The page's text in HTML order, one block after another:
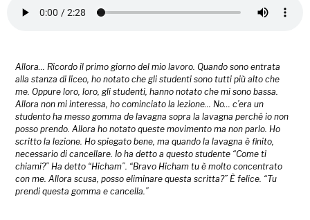
Allora… Ricordo il primo giorno del mio lavoro. Quando sono entrata
alla stanza di liceo, ho notato che gli studenti sono tutti più alto che
me. Oppure loro, loro, gli studenti, hanno notato che mi sono bassa.
Allora non mi interessa, ho cominciato la lezione… No… c’era un
studento ha messo gomma de lavagna sopra la lavagna perché io non
posso prendo. Allora ho notato queste movimento ma non parlo. Ho
scritto la lezione. Ho spiegato bene, ma quando la lavagna è finito,
necessario di cancellare. Io ha detto a questo studente “Come ti
chiami?” Ha detto “Hicham”. “Bravo Hicham tu è molto concentrato
con me. Allora scusa, posso eliminare questa scritta?” È felice. “Tu
prendi questa gomma e cancella.”